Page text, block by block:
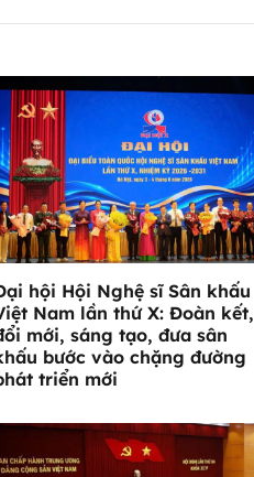
hội Hội Nghệ sĩ Sân khấu
Nam lần thứ X: Đoàn kết,
mới, sáng tạo, đưa sân
bước vào chặng đường
triển mới